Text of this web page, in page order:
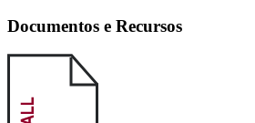
Documentos e Recursos